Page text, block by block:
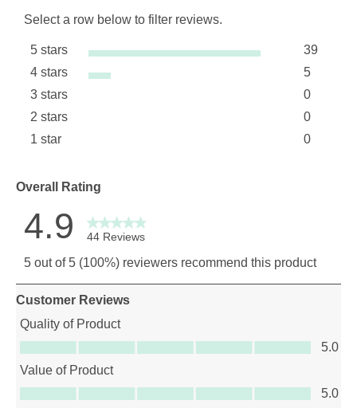
Select a row below to filter reviews.
5 stars stars
39
39
4 stars stars
5
5
3 stars
0
0
2 stars
0
0
1 star
0
Overall Rating
4.9 44 Reviews
5 out of 5 (100%) reviewers recommend this product
Customer Reviews
Quality of Product
Quality of Product, 5.0 out of 5
5.0
Value of Product
Value of Product, 5.0 out of 5
5.0